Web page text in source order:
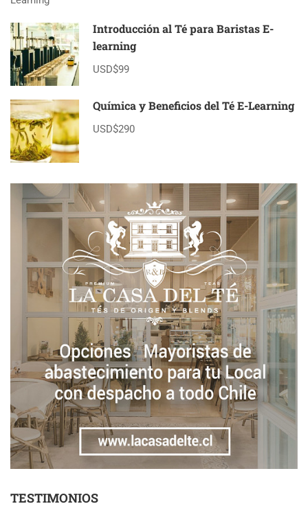
Introducción al Té para Baristas E-
learning
USD$99
Química y Beneficios del Té E-Learning
USD$290
TESTIMONIOS